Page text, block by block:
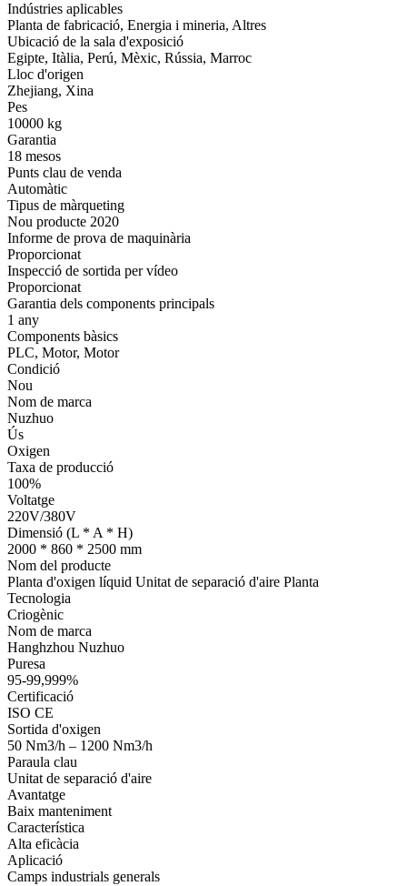
Indústries aplicables
Planta de fabricació, Energia i mineria, Altres
Ubicació de la sala d'exposició
Egipte, Itàlia, Perú, Mèxic, Rússia, Marroc
Lloc d'origen
Zhejiang, Xina
Pes
10000 kg
Garantia
18 mesos
Punts clau de venda
Automàtic
Tipus de màrqueting
Nou producte 2020
Informe de prova de maquinària
Proporcionat
Inspecció de sortida per vídeo
Proporcionat
Garantia dels components principals
1 any
Components bàsics
PLC, Motor, Motor
Condició
Nou
Nom de marca
Nuzhuo
Ús
Oxigen
Taxa de producció
100%
Voltatge
220V/380V
Dimensió (L * A * H)
2000 * 860 * 2500 mm
Nom del producte
Planta d'oxigen líquid Unitat de separació d'aire Planta
Tecnologia
Criogènic
Nom de marca
Hanghzhou Nuzhuo
Puresa
95-99,999%
Certificació
ISO CE
Sortida d'oxigen
50 Nm3/h – 1200 Nm3/h
Paraula clau
Unitat de separació d'aire
Avantatge
Baix manteniment
Característica
Alta eficàcia
Aplicació
Camps industrials generals